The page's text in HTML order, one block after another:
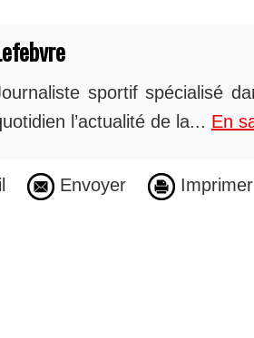
sportif spécialisé
l’actualité de la... En
Envoyer Imprimer